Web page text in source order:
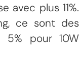
avec plus 11%.
ce sont des
5% pour 10W